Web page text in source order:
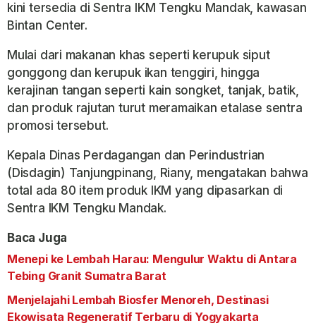
kini tersedia di Sentra IKM Tengku Mandak, kawasan
Bintan Center.
Mulai dari makanan khas seperti kerupuk siput
gonggong dan kerupuk ikan tenggiri, hingga
kerajinan tangan seperti kain songket, tanjak, batik,
dan produk rajutan turut meramaikan etalase sentra
promosi tersebut.
Kepala Dinas Perdagangan dan Perindustrian
(Disdagin) Tanjungpinang, Riany, mengatakan bahwa
total ada 80 item produk IKM yang dipasarkan di
Sentra IKM Tengku Mandak.
Baca Juga
Menepi ke Lembah Harau: Mengulur Waktu di Antara
Tebing Granit Sumatra Barat
Menjelajahi Lembah Biosfer Menoreh, Destinasi
Ekowisata Regeneratif Terbaru di Yogyakarta